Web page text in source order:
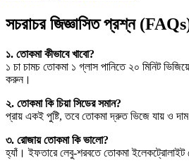
সচরাচর জিজ্ঞাসিত প্রশ্ন
১. তোকমা কীভাবে খাবো?
১ চা চামচ তোকমা ১ গ্লাস পানিতে ২০ মিনিট
করুন।
২. তোকমা কি চিয়া সিডের সমান?
প্রায় একই পুষ্টি, তবে তোকমা দ্রুত ভিজে যায় ও
৩. রোজায় তোকমা কি ভালো?
হ্যাঁ। ইফতারে লেবু-শরবতে তোকমা ইলেকট্রোলাইট